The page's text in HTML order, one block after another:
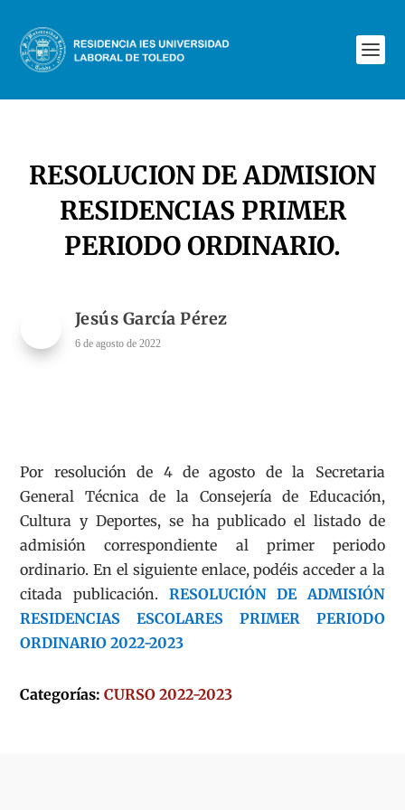
RESOLUCION DE ADMISION
RESIDENCIAS PRIMER
PERIODO ORDINARIO.
Jesús García Pérez
6 de agosto de 2022
Por resolución de 4 de agosto de la Secretaria
General Técnica de la Consejería de Educación,
Cultura y Deportes, se ha publicado el listado de
admisión correspondiente al primer periodo
ordinario. En el siguiente enlace, podéis acceder a la
citada publicación. RESOLUCIÓN DE ADMISIÓN
RESIDENCIAS ESCOLARES PRIMER PERIODO
ORDINARIO 2022-2023
Categorías:CURSO 2022-2023